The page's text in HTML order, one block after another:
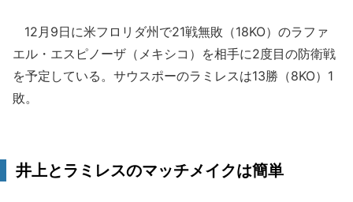
12月9日に米フロリダ州で21戦無敗（18KO）のラファ
エル・エスピノーザ（メキシコ）を相手に2度目の防衛戦
を予定している。サウスポーのラミレスは13勝（8KO）1
敗。
井上とラミレスのマッチメイクは簡単